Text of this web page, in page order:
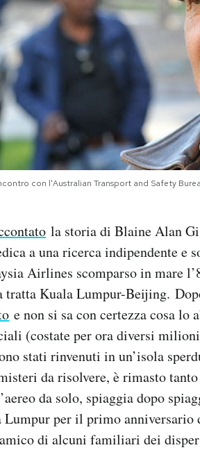
con l'Australian Transport and Safety
la storia di Blaine Alan
a una ricerca indipendente e
Airlines scomparso in mare
tratta Kuala Lumpur-Beijing.
e non si sa con certezza cosa
(costate per ora diversi
stati rinvenuti in un’isola
da risolvere, è rimasto
da solo, spiaggia dopo
per il primo anniversario
di alcuni familiari dei